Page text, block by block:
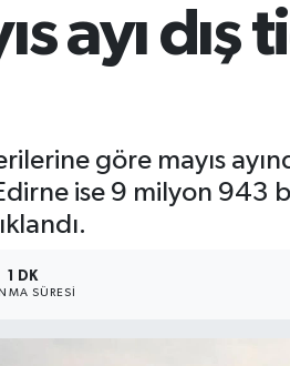
ayı dış
göre mayıs
ise 9 milyon 943
1 DK
SÜRESI